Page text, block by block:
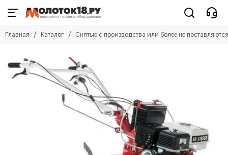
Главная Каталог Снятые с производства или более не поставляются